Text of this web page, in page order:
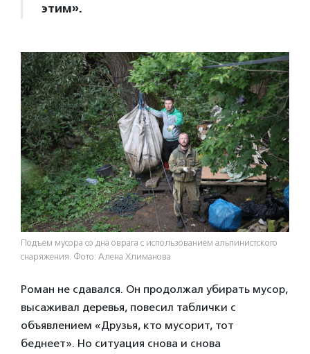
этим».
Подъем мусора со дна оврага с использованием альпинистского
снаряжения. Фото: Алена Хлиманова
Роман не сдавался. Он продолжал убирать мусор,
высаживал деревья, повесил таблички с
объявлением «Друзья, кто мусорит, тот
беднеет». Но ситуация снова и снова